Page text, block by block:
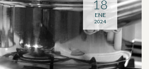
18
ENE
2024